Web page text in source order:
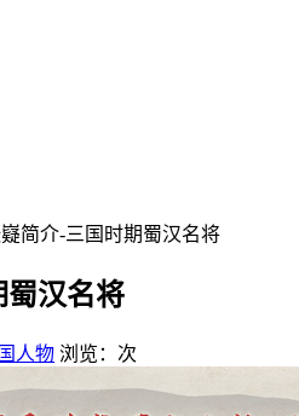
简介-三国时期蜀汉名将
蜀汉名将
人物 浏览： 次